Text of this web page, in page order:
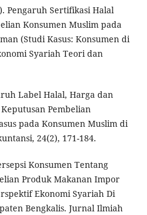
Pengaruh Sertifikasi Halal
Konsumen Muslim pada
(Studi Kasus: Konsumen di
Syariah Teori dan
Label Halal, Harga dan
Pembelian
pada Konsumen Muslim di
24(2), 171-184.
Konsumen Tentang
Produk Makanan Impor
Ekonomi Syariah Di
Bengkalis. Jurnal Ilmiah